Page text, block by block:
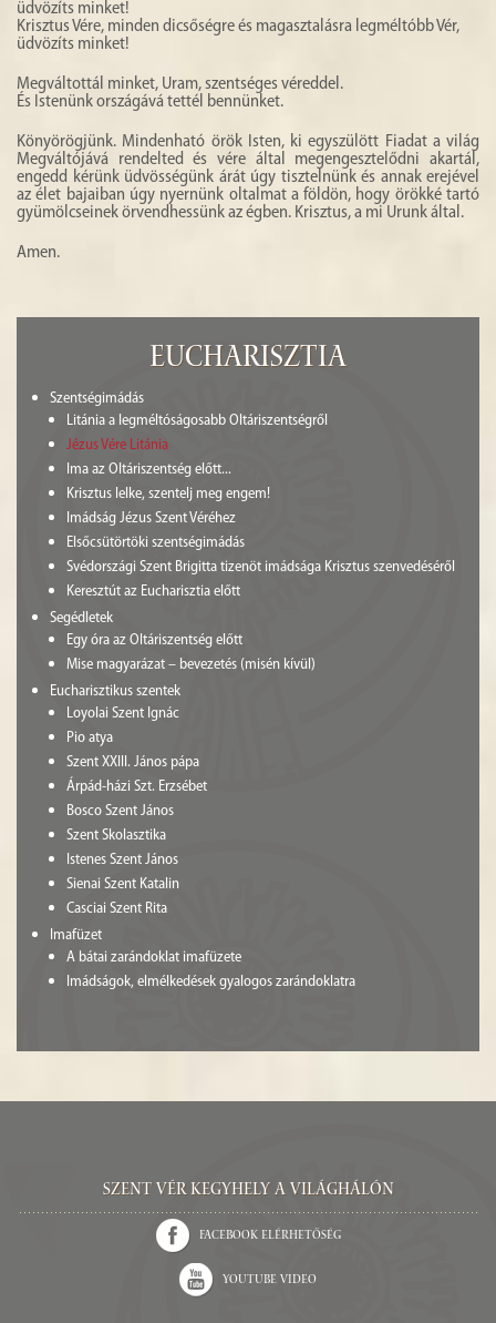
üdvözíts minket!
Krisztus Vére, minden dicsőségre és magasztalásra legméltóbb Vér,
üdvözíts minket!
Megváltottál minket, Uram, szentséges véreddel.
És Istenünk országává tettél bennünket.
Könyörögjünk. Mindenható örök Isten, ki egyszülött Fiadat a világ
Megváltójává rendelted és vére által megengesztelődni akartál,
engedd kérünk üdvösségünk árát úgy tisztelnünk és annak erejével
az élet bajaiban úgy nyernünk oltalmat a földön, hogy örökké tartó
gyümölcseinek örvendhessünk az égben. Krisztus, a mi Urunk által.
Amen.
Eucharisztia
Szentségimádás
Litánia a legméltóságosabb Oltáriszentségről
Jézus Vére Litánia
Ima az Oltáriszentség előtt...
Krisztus lelke, szentelj meg engem!
Imádság Jézus Szent Véréhez
Elsőcsütörtöki szentségimádás
Svédországi Szent Brigitta tizenöt imádsága Krisztus szenvedéséről
Keresztút az Eucharisztia előtt
Segédletek
Egy óra az Oltáriszentség előtt
Mise magyarázat – bevezetés (misén kívül)
Eucharisztikus szentek
Loyolai Szent Ignác
Pio atya
Szent XXIII. János pápa
Árpád-házi Szt. Erzsébet
Bosco Szent János
Szent Skolasztika
Istenes Szent János
Sienai Szent Katalin
Casciai Szent Rita
Imafüzet
A bátai zarándoklat imafüzete
Imádságok, elmélkedések gyalogos zarándoklatra
Szent Vér kegyhely a világhálón
Facebook elérhetőség
Youtube video